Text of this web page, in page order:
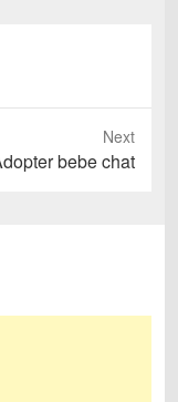
Next
bebe chat